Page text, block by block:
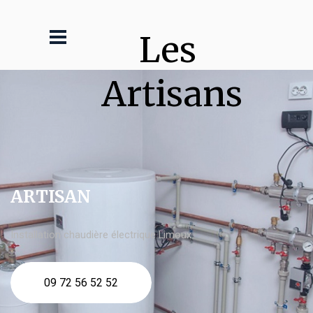
Les
Artisans
ARTISAN
Installation chaudière électrique Limoux
09 72 56 52 52